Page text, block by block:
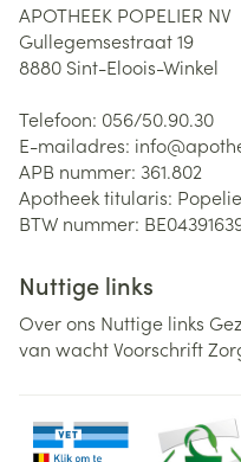
APOTHEEK POPELIER NV
Gullegemsestraat 19
8880 Sint-Eloois-Winkel
Telefoon: 056/50.90.30
E-mailadres: info@
APB nummer: 361.802
Apotheek titularis:
BTW nummer:
Nuttige links
Over ons Nuttige links
van wachtVoorschrift